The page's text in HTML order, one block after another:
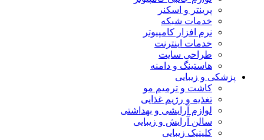
پرینتر و اسکنر
خدمات شبکه
نرم افزار کامپیوتر
خدمات اینترنت
طراحی سایت
هاستینگ و دامنه
پزشکی و زیبایی
کاشت و ترمیم مو
تغذیه و رژیم غذایی
لوازم آرایشی و بهداشتی
سالن آرایش و زیبایی
کلینیک زیبایی